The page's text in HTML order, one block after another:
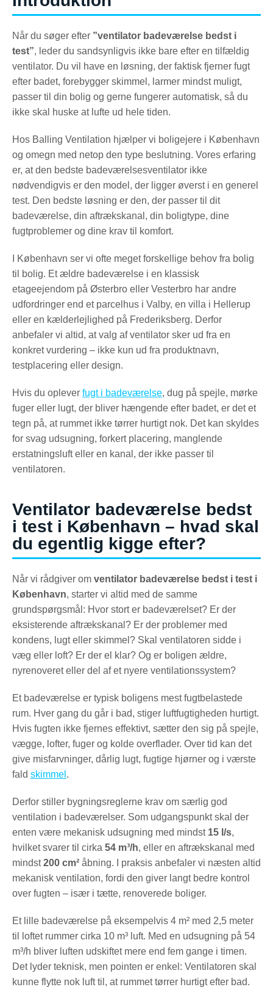
Når du søger efter ”ventilator badeværelse bedst i
test”, leder du sandsynligvis ikke bare efter en tilfældig
ventilator. Du vil have en løsning, der faktisk fjerner fugt
efter badet, forebygger skimmel, larmer mindst muligt,
passer til din bolig og gerne fungerer automatisk, så du
ikke skal huske at lufte ud hele tiden.
Hos Balling Ventilation hjælper vi boligejere i København
og omegn med netop den type beslutning. Vores erfaring
er, at den bedste badeværelsesventilator ikke
nødvendigvis er den model, der ligger øverst i en generel
test. Den bedste løsning er den, der passer til dit
badeværelse, din aftrækskanal, din boligtype, dine
fugtproblemer og dine krav til komfort.
I København ser vi ofte meget forskellige behov fra bolig
til bolig. Et ældre badeværelse i en klassisk
etageejendom på Østerbro eller Vesterbro har andre
udfordringer end et parcelhus i Valby, en villa i Hellerup
eller en kælderlejlighed på Frederiksberg. Derfor
anbefaler vi altid, at valg af ventilator sker ud fra en
konkret vurdering – ikke kun ud fra produktnavn,
testplacering eller design.
Hvis du oplever fugt i badeværelse, dug på spejle, mørke
fuger eller lugt, der bliver hængende efter badet, er det et
tegn på, at rummet ikke tørrer hurtigt nok. Det kan skyldes
for svag udsugning, forkert placering, manglende
erstatningsluft eller en kanal, der ikke passer til
ventilatoren.
Ventilator badeværelse bedst
i test i København – hvad skal
du egentlig kigge efter?
Når vi rådgiver om ventilator badeværelse bedst i test i
København, starter vi altid med de samme
grundspørgsmål: Hvor stort er badeværelset? Er der
eksisterende aftrækskanal? Er der problemer med
kondens, lugt eller skimmel? Skal ventilatoren sidde i
væg eller loft? Er der el klar? Og er boligen ældre,
nyrenoveret eller del af et nyere ventilationssystem?
Et badeværelse er typisk boligens mest fugtbelastede
rum. Hver gang du går i bad, stiger luftfugtigheden hurtigt.
Hvis fugten ikke fjernes effektivt, sætter den sig på spejle,
vægge, lofter, fuger og kolde overflader. Over tid kan det
give misfarvninger, dårlig lugt, fugtige hjørner og i værste
fald skimmel .
Derfor stiller bygningsreglerne krav om særlig god
ventilation i badeværelser. Som udgangspunkt skal der
enten være mekanisk udsugning med mindst 15 l/s,
hvilket svarer til cirka 54 m³/h, eller en aftrækskanal med
mindst200 cm² åbning. I praksis anbefaler vi næsten altid
mekanisk ventilation, fordi den giver langt bedre kontrol
over fugten – især i tætte, renoverede boliger.
Et lille badeværelse på eksempelvis 4 m² med 2,5 meter
til loftet rummer cirka 10 m³ luft. Med en udsugning på 54
m³/h bliver luften udskiftet mere end fem gange i timen.
Det lyder teknisk, men pointen er enkel: Ventilatoren skal
kunne flytte nok luft til, at rummet tørrer hurtigt efter bad.